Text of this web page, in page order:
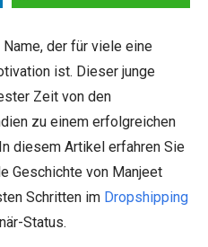
der für viele eine
ist. Dieser junge
Zeit von den
zu einem erfolgreichen
diesem Artikel erfahren Sie
Geschichte von Manjeet
Schritten im Dropshipping
Status.